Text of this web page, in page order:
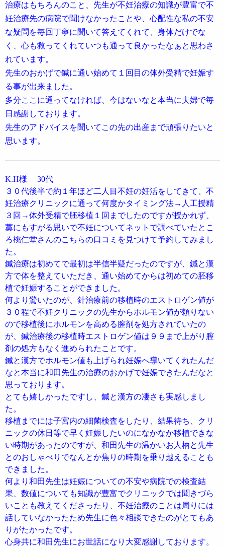
治療はもちろんのこと、先生が不妊治療の知識が豊富で不
妊治療先の病院で聞けなかったことや、心配性な私の不安
な疑問を毎回丁寧に聞いて答えてくれて、身体だけでな
く、心も救ってくれていつも通って良かったなぁと思わさ
れています。
先生のおかげで鍼に通い始めて１回目の体外受精で妊娠す
る事が出来ました。
多分ここに通ってなければ、今はないなと本当に夫婦で毎
日感謝しております。
先生のアドバイスを聞いてこの先の出産まで頑張りたいと
思います。
K.H様 30代
３０代後半で約１年ほど二人目不妊の妊活をしてきて、不
妊治療クリニックに通って何度かタイミング法→人工授精
３回→体外受精で胚移植１回までしたのですが授かれず、
藁にもすがる思いで不妊についてネットで調べていたとこ
ろ桃仁堂さんのこちらの口コミを見つけて予約してみまし
た。
鍼治療は初めてで最初は半信半疑だったのですが、鍼と漢
方で体を整えていただき、通い始めてからは初めての胚移
植で妊娠することができました。
何より驚いたのが、針治療前の移植時のエストロゲン値が
３０程で不妊クリニックの先生からホルモン値が頼りない
ので移植後にホルモンを高める膣剤を処方されていたの
が、鍼治療後の移植時エストロゲン値は９９まで上がり膣
剤の処方もなく進められたことです。
鍼と漢方でホルモン値も上げられ妊娠へ導いてくれたんだ
なと本当に和田先生の治療のおかげで妊娠できたんだなと
思っております。
とても嬉しかったですし、鍼と漢方の凄さも実感しまし
た。
移植までには子宮内の細菌検査をしたり、結果待ち、クリ
ニックの休日等で早く妊娠したいのになかなか移植できな
い時期があったのですが、和田先生の温かいお人柄と先生
とのおしゃべりでなんとか焦りの時期を乗り越えることも
できました。
何より和田先生は妊娠についての不安や病院での検査結
果、数値についても知識が豊富でクリニックでは聞きづら
いことも教えてくださったり、不妊治療のことは周りには
話していなかったため先生に色々相談できたのがとてもあ
りがたかったです。
心身共に和田先生にお世話になり大変感謝しております。